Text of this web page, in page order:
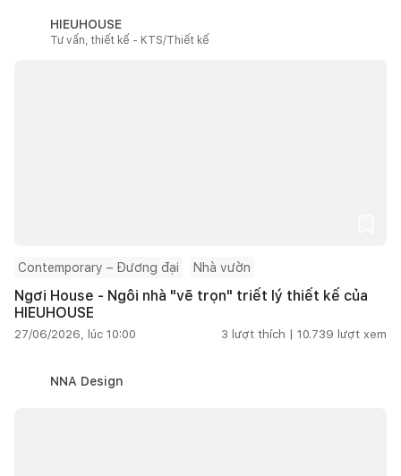
HIEUHOUSE
Tư vấn, thiết kế - KTS/Thiết kế
Contemporary – Đương đại Nhà vườn
Ngơi House - Ngôi nhà "vẽ trọn" triết lý thiết kế của
HIEUHOUSE
27/06/2026, lúc 10:00 3 lượt thích | 10.739 lượt xem
NNA Design